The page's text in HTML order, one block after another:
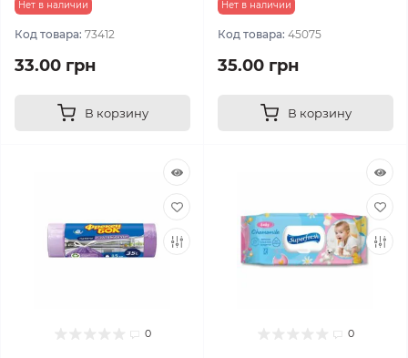
Нет в наличии
Код товара: 73412
33.00 грн
В корзину
Нет в наличии
Код товара: 45075
35.00 грн
В корзину
0 0